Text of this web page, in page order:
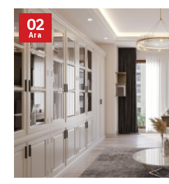
02
Ara